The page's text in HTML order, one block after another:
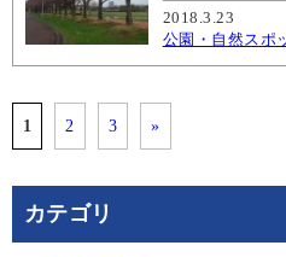
2018.3.23
公園・自然スポ
1 2 3 »
カテゴリ